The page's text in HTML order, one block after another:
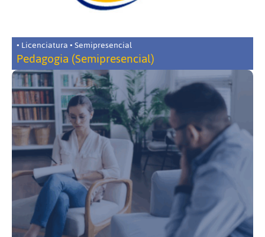
• Licenciatura • Semipresencial
Pedagogia (Semipresencial)